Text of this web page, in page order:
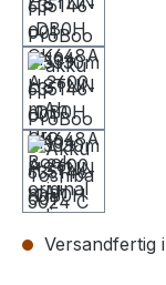
Versandfertig